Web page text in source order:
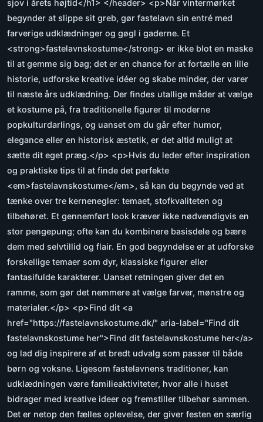
sjov i årets højtid</h1> </header> <p>Når vintermørket
begynder at slippe sit greb, gør fastelavn sin entré med
farverige udklædninger og gøgl i gaderne. Et
<strong>fastelavnskostume</strong> er ikke blot en maske
til at gemme sig bag; det er en chance for at fortælle en lille
historie, udforske kreative idéer og skabe minder, der varer
til næste års udklædning. Der findes utallige måder at vælge
et kostume på, fra traditionelle figurer til moderne
popkulturdarlings, og uanset om du går efter humor,
elegance eller en historisk æstetik, er det altid muligt at
sætte dit eget præg.</p> <p>Hvis du leder efter inspiration
og praktiske tips til at finde det perfekte
<em>fastelavnskostume</em>, så kan du begynde ved at
tænke over tre kernenegler: temaet, stofkvaliteten og
tilbehøret. Et gennemført look kræver ikke nødvendigvis en
stor pengepung; ofte kan du kombinere basisdele og bære
dem med selvtillid og flair. En god begyndelse er at udforske
forskellige temaer som dyr, klassiske figurer eller
fantasifulde karakterer. Uanset retningen giver det en
ramme, som gør det nemmere at vælge farver, mønstre og
materialer.</p> <p>Find dit <a
href="https://fastelavnskostume.dk/" aria-label="Find dit
fastelavnskostume her">Find dit fastelavnskostume her</a>
og lad dig inspirere af et bredt udvalg som passer til både
børn og voksne. Ligesom fastelavnens traditioner, kan
udklædningen være familieaktiviteter, hvor alle i huset
bidrager med kreative ideer og fremstiller tilbehør sammen.
Det er netop den fælles oplevelse, der giver festen en særlig